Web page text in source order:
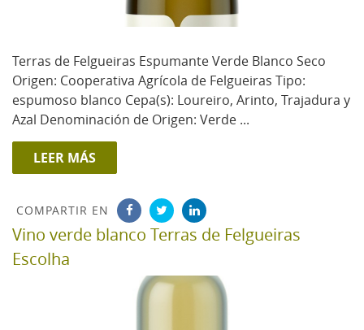
Terras de Felgueiras Espumante Verde Blanco Seco
Origen: Cooperativa Agrícola de Felgueiras Tipo:
espumoso blanco Cepa(s): Loureiro, Arinto, Trajadura y
Azal Denominación de Origen: Verde ...
LEER MÁS
COMPARTIR EN
Vino verde blanco Terras de Felgueiras
Escolha